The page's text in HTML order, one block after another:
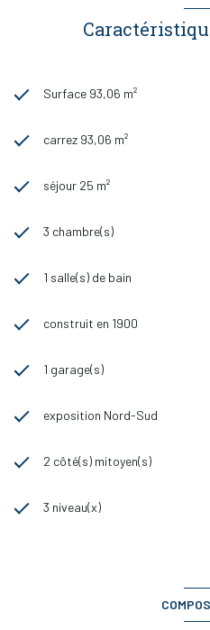
Surface 93,06 m²
carrez 93,06 m²
séjour 25 m²
3 chambre(s)
1 salle(s) de bain
construit en 1900
1 garage(s)
exposition Nord-Sud
2 côté(s) mitoyen(s)
3 niveau(x)